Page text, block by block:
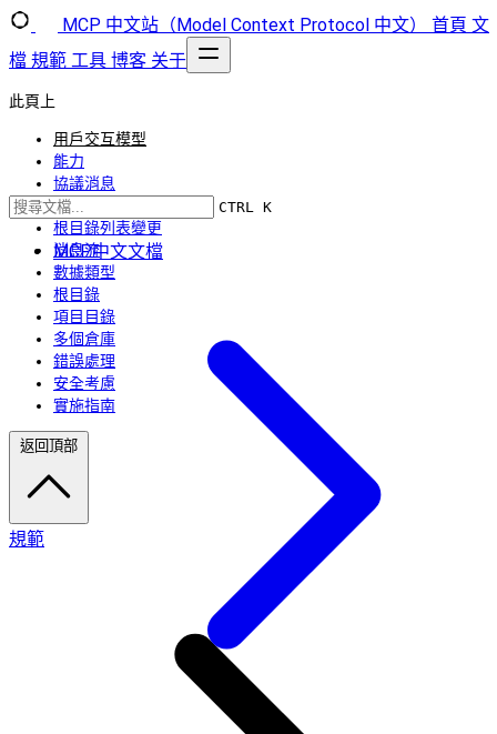
MCP 中文站（Model Context Protocol 中文） 首頁 文
檔 規範 工具 博客 关于
CTRL K
MCP中文文檔
此頁上
用戶交互模型
能力
協議消息
列出根目錄
根目錄列表變更
消息流
數據類型
根目錄
項目目錄
多個倉庫
錯誤處理
安全考慮
實施指南
返回頂部
規範